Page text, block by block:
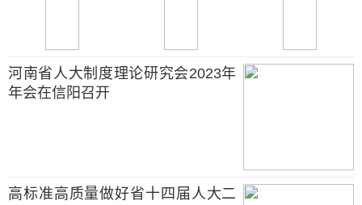
河南省人大制度理论研究会2023年
年会在信阳召开
高标准高质量做好省十四届人大二